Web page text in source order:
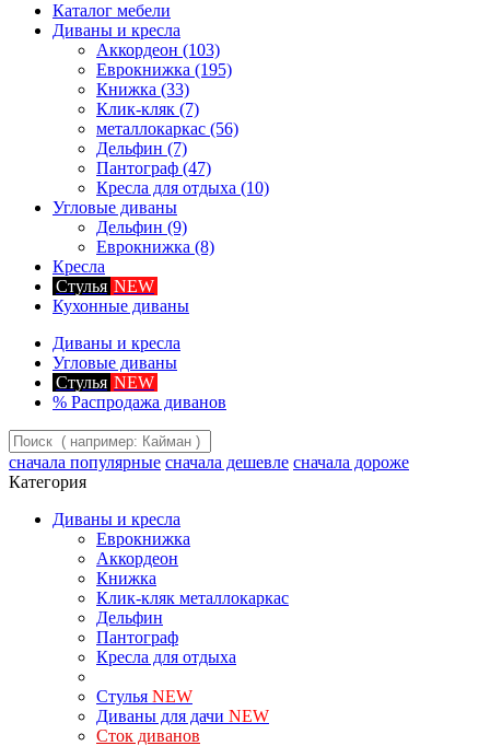
Каталог мебели
Диваны и кресла
Аккордеон (103)
Еврокнижка (195)
Книжка (33)
Клик-кляк (7)
металлокаркас (56)
Дельфин (7)
Пантограф (47)
Кресла для отдыха (10)
Угловые диваны
Дельфин (9)
Еврокнижка (8)
Кресла
Стулья NEW
Кухонные диваны
Диваны и кресла
Угловые диваны
Стулья NEW
% Распродажа диванов
сначала популярные сначала дешевле сначала дороже
Категория
Диваны и кресла
Еврокнижка
Аккордеон
Книжка
Клик-кляк металлокаркас
Дельфин
Пантограф
Кресла для отдыха
Стулья NEW
Диваны для дачи NEW
Сток диванов